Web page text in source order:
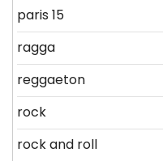
paris 15
ragga
reggaeton
rock
rock and roll